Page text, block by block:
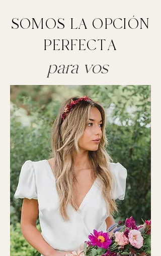
SOMOS LA OPCIÓN
PERFECTA
para vos